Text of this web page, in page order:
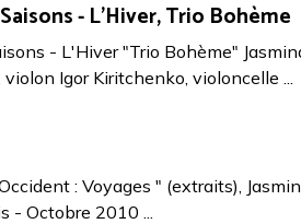
- L'Hiver, Trio Bohème
- L'Hiver "Trio Bohème"
Igor Kiritchenko, violoncelle ...
: Voyages " (extraits),
- Octobre 2010 ...